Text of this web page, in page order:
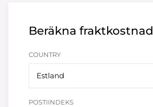
Beräkna fraktkostnad
COUNTRY
Estland
POSTIINDEKS